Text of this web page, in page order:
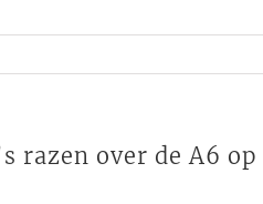
razen over de A6 op